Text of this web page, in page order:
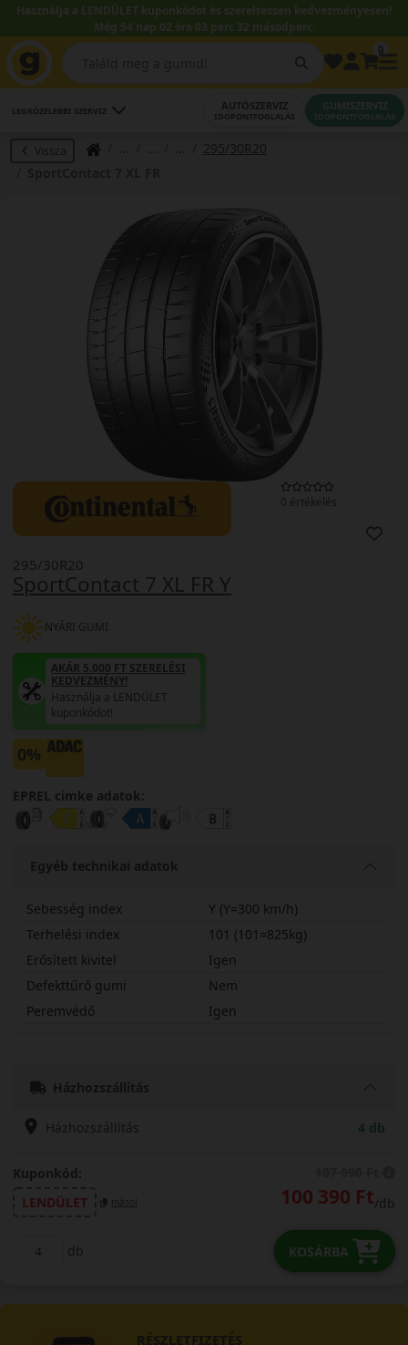
Használja a LENDÜLET kuponkódot és szereltessen kedvezményesen!
Még 54 nap 02 óra 03 perc 32 másodperc.
LEGKÖZELEBBI SZERVIZ AUTÓSZERVIZ
IDŐPONTFOGLALÁS
GUMISZERVIZ
IDŐPONTFOGLALÁS
Vissza
295/30R20
0 értékelés
SportContact 7 XL FR Y
295/30R20
NYÁRI GUMI
AKÁR 5.000 FT SZERELÉSI
KEDVEZMÉNY!
Használja a LENDÜLET
kuponkódot!
0%
EPREL cimke adatok:
Egyéb technikai adatok
Sebesség index
Y (Y=300 km/h)
Terhelési index
101 (101=825kg)
Erősített kivitel
Igen
Defekttűrő gumi
Nem
Peremvédő
Igen
Házhozszállítás
Házhozszállítás 4 db
Kuponkód:
LENDÜLET
másol 100 390 Ft/db
db KOSÁRBA
RÉSZLETFIZETÉS